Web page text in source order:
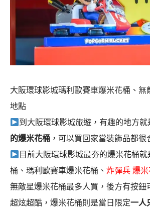
大阪環球影城瑪利歐賽車爆米花桶、無
地點
到大阪環球影城旅遊，有趣的地方
的爆米花桶 ，可以買回家當裝飾品都很
目前大阪環球影城最夯的爆米花桶
桶、瑪利歐賽車爆米花桶、 炸彈兵 爆米
無敵星爆米花桶最多人買，後方有按鈕
超炫超酷，爆米花桶則是當日限定一人